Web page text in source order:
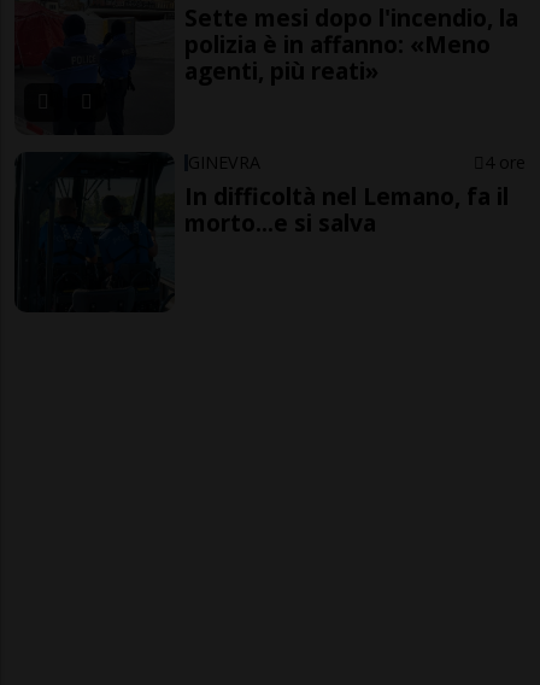
Sette mesi dopo l'incendio, la
polizia è in affanno: «Meno
agenti, più reati»
GINEVRA 4 ore
In difficoltà nel Lemano, fa il
morto...e si salva